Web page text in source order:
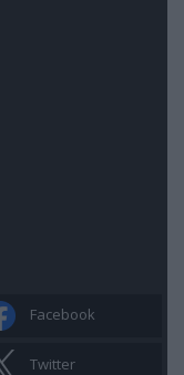
Facebook
Twitter